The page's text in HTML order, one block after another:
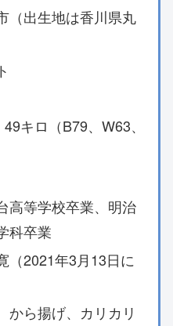
（出生地は香川県丸
キロ（B79、W63、
高等学校卒業、明治
科卒業
（2021年3月13日に
から揚げ、カリカリ